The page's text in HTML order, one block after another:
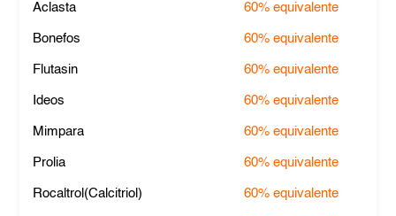
Aclasta 60% equivalente
Bonefos 60% equivalente
Flutasin 60% equivalente
Ideos 60% equivalente
Mimpara 60% equivalente
Prolia 60% equivalente
Rocaltrol(Calcitriol) 60% equivalente